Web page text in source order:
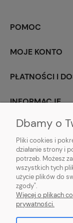
POMOC
MOJE KONTO
PŁATNOŚCI I
INFORMACJE
O NAS
ZLARO| ul.
Dbamy o
Pliki cookies i
działanie strony i
potrzeb. Możesz
wszystkich tych
użycie plików do
zgody".
Więcej o plikach
prywatności.